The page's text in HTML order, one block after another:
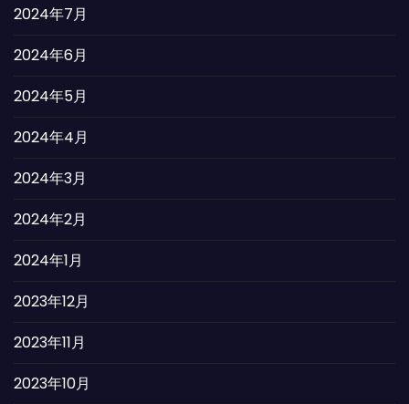
2024年7月
2024年6月
2024年5月
2024年4月
2024年3月
2024年2月
2024年1月
2023年12月
2023年11月
2023年10月